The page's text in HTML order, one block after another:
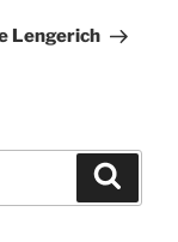
Lengerich